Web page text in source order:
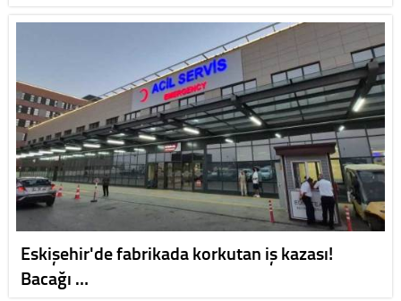
Eskişehir'de fabrikada korkutan iş kazası!
Bacağı …